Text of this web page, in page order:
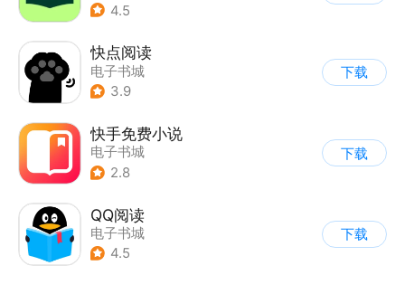
4.5
快点阅读
电子书城
3.9
下载
快手免费小说
电子书城
2.8
下载
QQ阅读
电子书城
4.5
下载